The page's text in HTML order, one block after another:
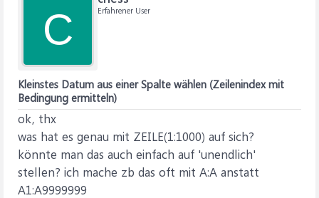
C Erfahrener User
Kleinstes Datum aus einer Spalte wählen (Zeilenindex mit
Bedingung ermitteln)
ok, thx
was hat es genau mit ZEILE(1:1000) auf sich?
könnte man das auch einfach auf 'unendlich'
stellen? ich mache zb das oft mit A:A anstatt
A1:A9999999